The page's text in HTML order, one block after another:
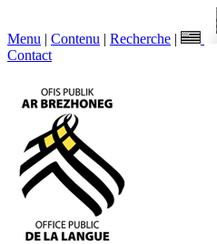
Menu | Contenu | Recherche |
Contact